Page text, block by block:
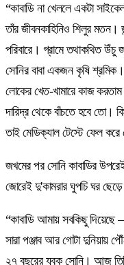
“কাবাডি না খেললে একটা
তাঁর জীবনকাহিনিও শিলুর মতন।
পরিবারে। গ্রামে তথাকথিত উঁচু
সোনির বাবা একজন কৃষি
লোকের খেত-খামারে কাজ
দারিদ্র থেকে বাঁচতে হবে তো।
তাই মেডিক্যাল টেস্টে ফেল করে
জখমের পর সোনি কাবাডির
জোরেই দু'কামরার ঘুপচি ঘর ছেড়ে
“কাবাডি আমায় সবকিছু
সারা পঞ্জাব আর গোটা দুনিয়ায়
২৭ বছরের যুবক সোনি। আজ